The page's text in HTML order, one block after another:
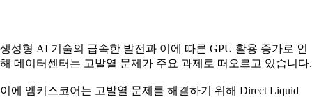
생성형 AI 기술의 급속한 발전과 이에 따른 GPU 활용 증가로 인
해 데이터센터는 고발열 문제가 주요 과제로 떠오르고 있습니다.
이에 엠키스코어는 고발열 문제를 해결하기 위해 Direct Liquid